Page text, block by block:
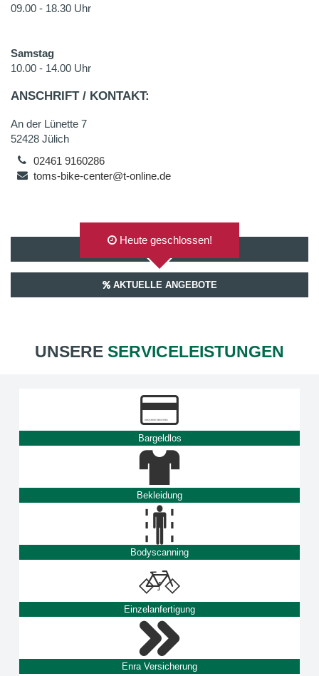
09.00 - 18.30 Uhr
Samstag
10.00 - 14.00 Uhr
ANSCHRIFT / KONTAKT:
An der Lünette 7
52428 Jülich
02461 9160286
toms-bike-center@t-online.de
AUF GOOGLEMAPS ANZEIGEN
Heute geschlossen!
AKTUELLE ANGEBOTE
UNSERE SERVICELEISTUNGEN
Bargeldlos
Bekleidung
Bodyscanning
Einzelanfertigung
Enra Versicherung